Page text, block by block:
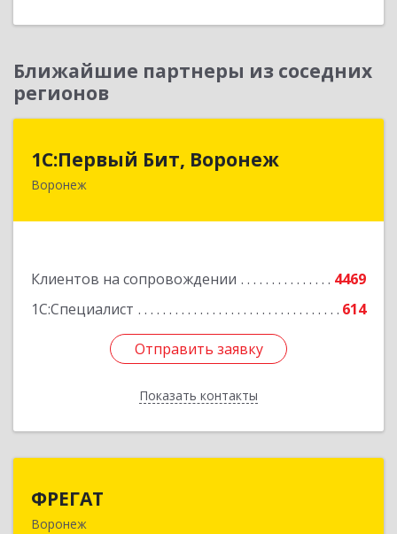
Ближайшие партнеры из соседних
регионов
1С:Первый Бит, Воронеж
Воронеж
Клиентов на сопровождении
4469
1С:Специалист
614
Отправить заявку
Показать контакты
1С:Первый Бит, Воронеж
394006, Воронежская обл, Воронеж г, 20-летия
Отправить заявку
Назад
ФРЕГАТ
Воронеж